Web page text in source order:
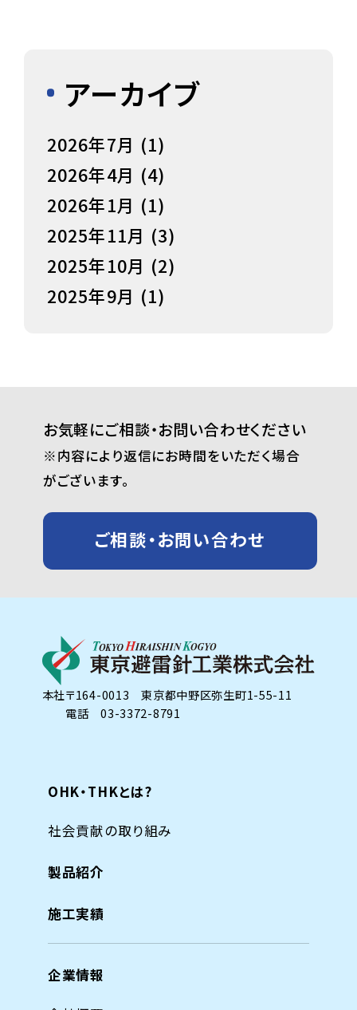
アーカイブ
2026年7月 (1)
2026年4月 (4)
2026年1月 (1)
2025年11月 (3)
2025年10月 (2)
2025年9月 (1)
お気軽にご相談・お問い合わせください
※内容により返信にお時間をいただく場合
がございます。
ご相談・お問い合わせ
本社〒164-0013 東京都中野区弥生町1-55-11
電話 03-3372-8791
OHK・THKとは?
社会貢献の取り組み
製品紹介
施工実績
企業情報